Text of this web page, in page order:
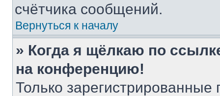
счётчика сообщений.
Вернуться к началу
» Когда я щёлкаю по
на конференцию!
Только зарегистрированные